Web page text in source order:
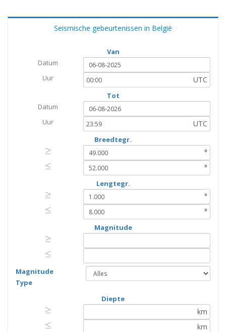
Seismische gebeurtenissen in België
Van
Datum
Uur
UTC
Tot
Datum
Uur
UTC
Breedtegr.
≥
≥
°
≤
≤ °
Lengtegr.
≥
≥
°
≤
≤ °
Magnitude
≥
≥
≤
≤
Magnitude
Type
Diepte
≥
≥
km
≤
≤ km